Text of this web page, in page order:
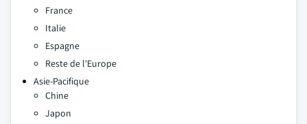
France
Italie
Espagne
Reste de l'Europe
Asie-Pacifique
Chine
Japon